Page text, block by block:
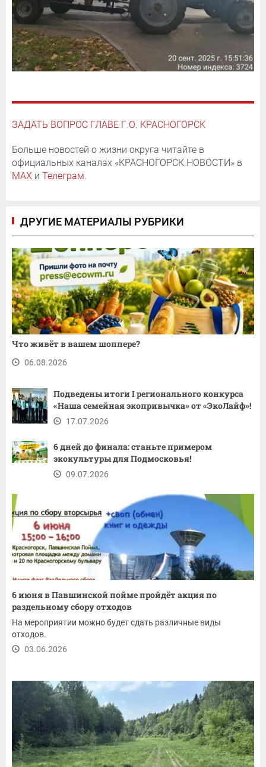
ЗАДАТЬ ВОПРОС ГЛАВЕ Г.О. КРАСНОГОРСК
Больше новостей о жизни округа читайте в
официальных каналах «КРАСНОГОРСК.НОВОСТИ» в
MAX и Телеграм.
ДРУГИЕ МАТЕРИАЛЫ РУБРИКИ
Что живёт в вашем шоппере?
06.08.2026
Подведены итоги I регионального конкурса
«Наша семейная экопривычка» от «ЭкоЛайф»!
17.07.2026
6 дней до финала: станьте примером
экокультуры для Подмосковья!
09.07.2026
6 июня в Павшинской пойме пройдёт акция по
раздельному сбору отходов
На мероприятии можно будет сдать различные виды
отходов.
03.06.2026